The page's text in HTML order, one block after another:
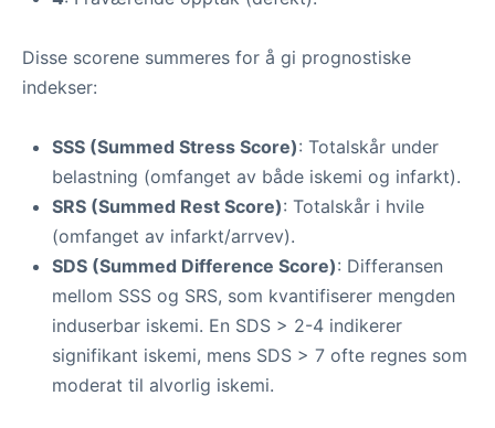
Disse scorene summeres for å gi prognostiske
indekser:
SSS (Summed Stress Score): Totalskår under
belastning (omfanget av både iskemi og infarkt).
SRS (Summed Rest Score): Totalskår i hvile
(omfanget av infarkt/arrvev).
SDS (Summed Difference Score): Differansen
mellom SSS og SRS, som kvantifiserer mengden
induserbar iskemi. En SDS > 2-4 indikerer
signifikant iskemi, mens SDS > 7 ofte regnes som
moderat til alvorlig iskemi.